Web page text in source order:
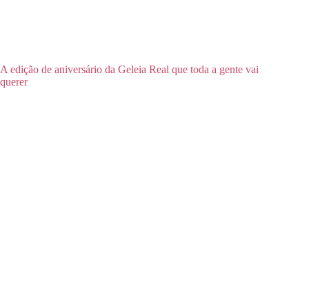
A edição de aniversário da Geleia Real que toda a gente vai
querer